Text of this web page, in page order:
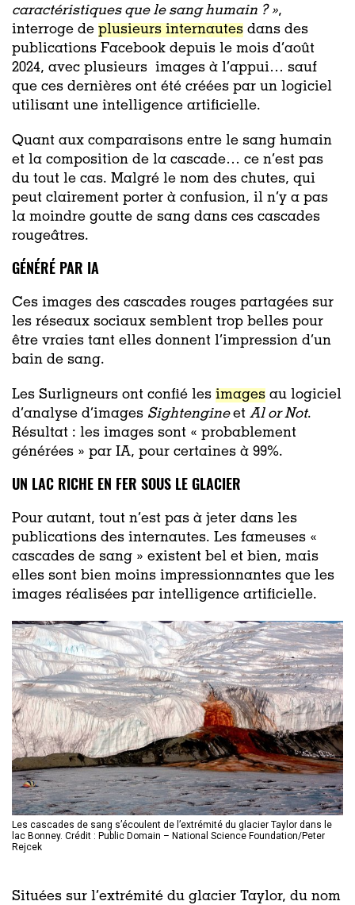
caractéristiques que le sang humain ? »,
interroge de plusieurs internautes dans des
publications Facebook depuis le mois d’août
2024, avec plusieurs images à l’appui… sauf
que ces dernières ont été créées par un logiciel
utilisant une intelligence artificielle.
Quant aux comparaisons entre le sang humain
et la composition de la cascade… ce n’est pas
du tout le cas. Malgré le nom des chutes, qui
peut clairement porter à confusion, il n’y a pas
la moindre goutte de sang dans ces cascades
rougeâtres.
GÉNÉRÉ PAR IA
Ces images des cascades rouges partagées sur
les réseaux sociaux semblent trop belles pour
être vraies tant elles donnent l’impression d’un
bain de sang.
Les Surligneurs ont confié les images au logiciel
d’analyse d’images Sightengineet Al or Not.
Résultat : les images sont « probablement
générées » par IA, pour certaines à 99%.
UN LAC RICHE EN FER SOUS LE GLACIER
Pour autant, tout n’est pas à jeter dans les
publications des internautes. Les fameuses «
cascades de sang » existent bel et bien, mais
elles sont bien moins impressionnantes que les
images réalisées par intelligence artificielle.
Les cascades de sang s’écoulent de l’extrémité du glacier Taylor dans le
lac Bonney. Crédit : Public Domain – National Science Foundation/Peter
Rejcek
Situées sur l’extrémité du glacier Taylor, du nom